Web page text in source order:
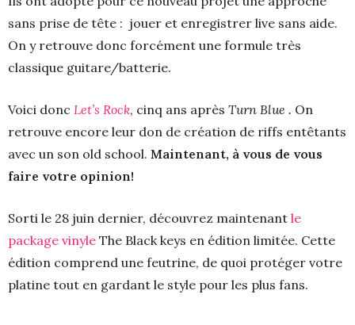
sans prise de tête : jouer et enregistrer live sans aide.
On y retrouve donc forcément une formule très
classique guitare/batterie.
Voici donc Let’s Rock, cinq ans après Turn Blue . On
retrouve encore leur don de création de riffs entêtants
avec un son old school. Maintenant, à vous de vous
faire votre opinion!
Sorti le 28 juin dernier, découvrez maintenant le
package vinyle The Black keys en édition limitée. Cette
édition comprend une feutrine, de quoi protéger votre
platine tout en gardant le style pour les plus fans.